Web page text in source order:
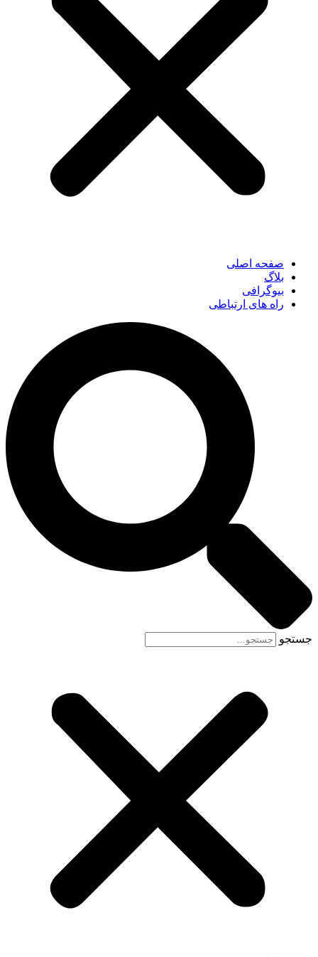
صفحه اصلی
بلاگ
بیوگرافی
راه های ارتباطی
جستجو